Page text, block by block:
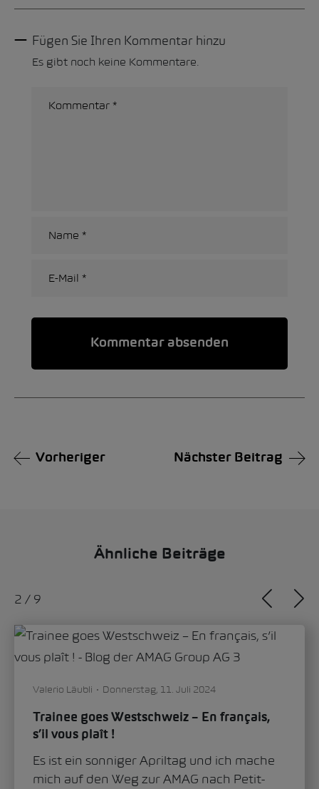
Fügen Sie Ihren Kommentar hinzu
Es gibt noch keine Kommentare.
Vorheriger Nächster Beitrag
Ähnliche Beiträge
2 / 9
Valerio Läubli Donnerstag, 11. Juli 2024
Trainee goes Westschweiz – En français,
s’il vous plaît !
Es ist ein sonniger Apriltag und ich mache
mich auf den Weg zur AMAG nach Petit-